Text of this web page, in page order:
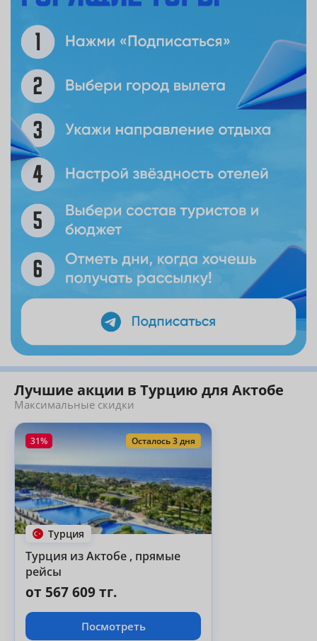
Лучшие акции в Турцию для Актобе
Максимальные скидки
31% Осталось 3 дня
Турция
Турция из Актобе , прямые
рейсы
от 567 609 тг.
Посмотреть